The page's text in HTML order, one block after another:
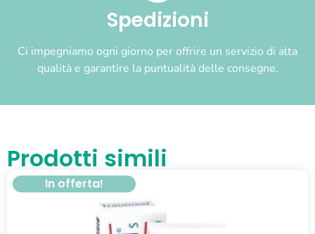
Spedizioni
Ci impegniamo ogni giorno per offrire un servizio di alta
qualità e garantire la puntualità delle consegne.
Prodotti simili
In offerta!